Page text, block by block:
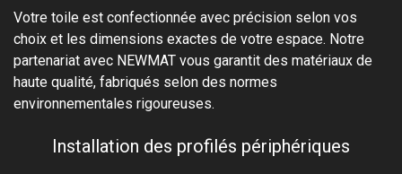
Votre toile est confectionnée avec précision selon vos
choix et les dimensions exactes de votre espace. Notre
partenariat avec NEWMAT vous garantit des matériaux de
haute qualité, fabriqués selon des normes
environnementales rigoureuses.
Installation des profilés périphériques